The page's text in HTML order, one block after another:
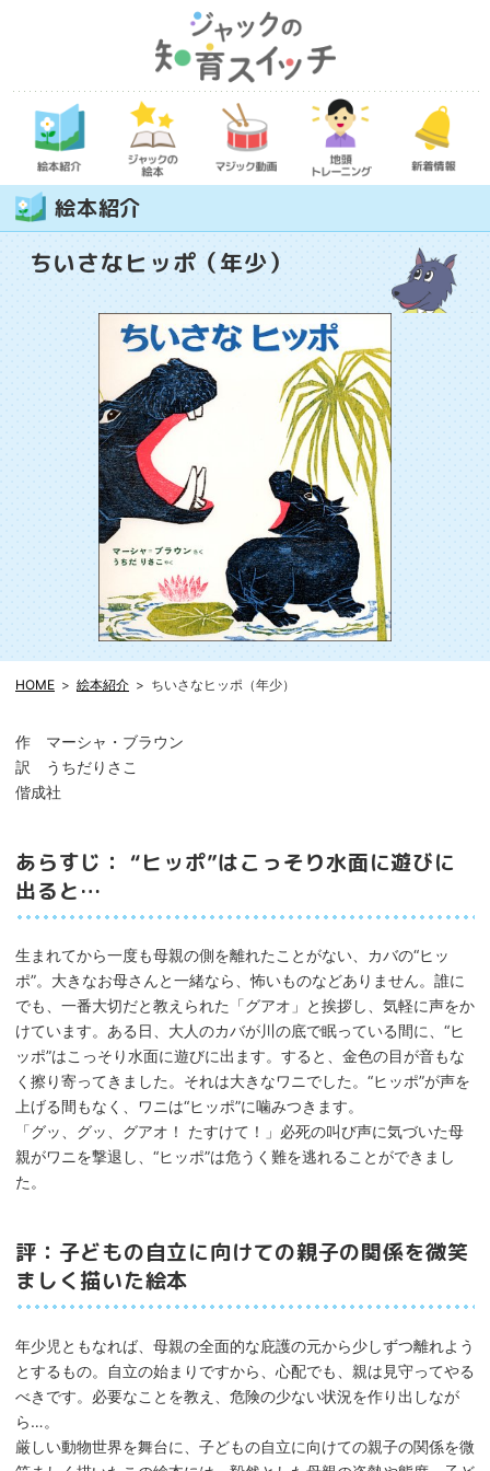
絵本紹介
ちいさなヒッポ（年少）
HOME 絵本紹介 ちいさなヒッポ（年少）
作 マーシャ・ブラウン
訳 うちだりさこ
偕成社
あらすじ： “ヒッポ”はこっそり水面に遊びに
出ると…
生まれてから一度も母親の側を離れたことがない、カバの“ヒッ
ポ”。大きなお母さんと一緒なら、怖いものなどありません。誰に
でも、一番大切だと教えられた「グアオ」と挨拶し、気軽に声をか
けています。ある日、大人のカバが川の底で眠っている間に、“ヒ
ッポ”はこっそり水面に遊びに出ます。すると、金色の目が音もな
く擦り寄ってきました。それは大きなワニでした。“ヒッポ”が声を
上げる間もなく、ワニは“ヒッポ”に噛みつきます。
「グッ、グッ、グアオ！ たすけて！」必死の叫び声に気づいた母
親がワニを撃退し、“ヒッポ”は危うく難を逃れることができまし
た。
評：子どもの自立に向けての親子の関係を微笑
ましく描いた絵本
年少児ともなれば、母親の全面的な庇護の元から少しずつ離れよう
とするもの。自立の始まりですから、心配でも、親は見守ってやる
べきです。必要なことを教え、危険の少ない状況を作り出しなが
ら…。
厳しい動物世界を舞台に、子どもの自立に向けての親子の関係を微